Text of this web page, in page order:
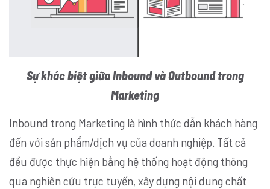
Sự khác biệt giữa Inbound và Outbound trong
Marketing
Inbound trong Marketing là hình thức dẫn khách hàng
đến với sản phẩm/dịch vụ của doanh nghiệp. Tất cả
đều được thực hiện bằng hệ thống hoạt động thông
qua nghiên cứu trực tuyến, xây dựng nội dung chất